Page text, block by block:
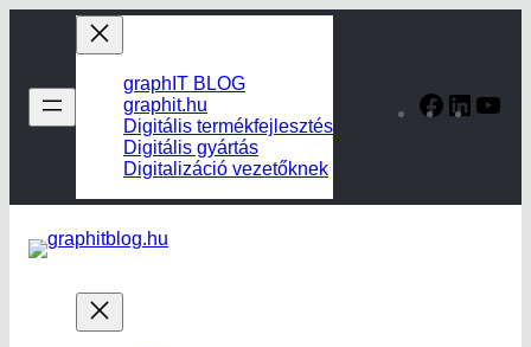
tartalomhoz
graphIT BLOG
graphit.hu
Digitális termékfejlesztés
Digitális gyártás
Digitalizáció vezetőknek
Facebook